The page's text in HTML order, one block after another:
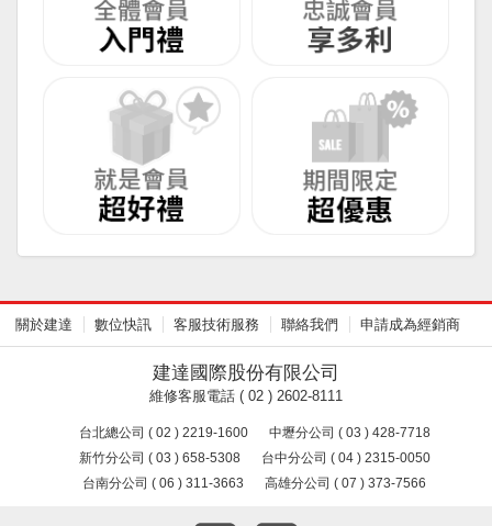
關於建達 數位快訊 客服技術服務 聯絡我們 申請成為經銷商
建達國際股份有限公司
維修客服電話 ( 02 ) 2602-8111
台北總公司 ( 02 ) 2219-1600
中壢分公司 ( 03 ) 428-7718
新竹分公司 ( 03 ) 658-5308
台中分公司 ( 04 ) 2315-0050
台南分公司 ( 06 ) 311-3663
高雄分公司 ( 07 ) 373-7566